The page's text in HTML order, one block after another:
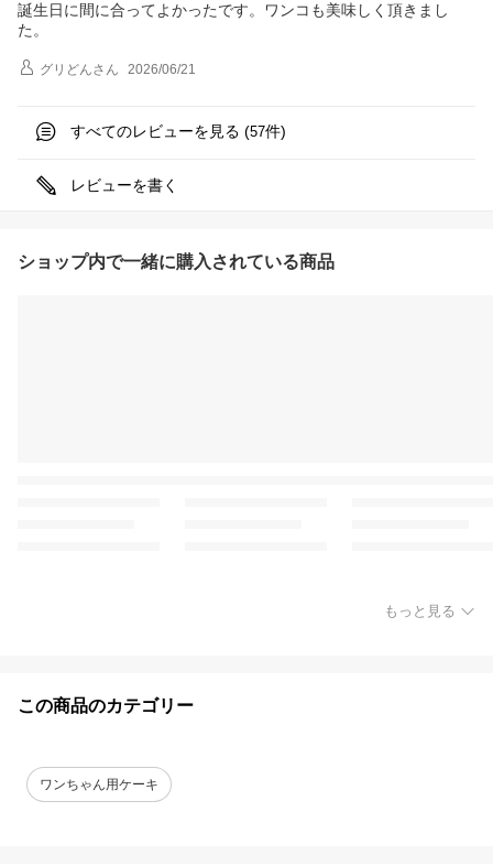
誕生日に間に合ってよかったです。ワンコも美味しく頂きまし
た。
グリどんさん 2026/06/21
すべてのレビューを見る (57件)
レビューを書く
ショップ内で一緒に購入されている商品
もっと見る
この商品のカテゴリー
ワンちゃん用ケーキ